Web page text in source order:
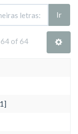
Ir
64 of 64